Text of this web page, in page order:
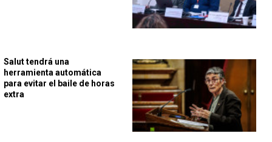
Salut tendrá una
herramienta automática
para evitar el baile de horas
extra